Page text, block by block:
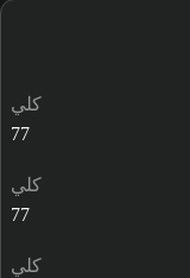
كلي
77
كلي
77
كلي